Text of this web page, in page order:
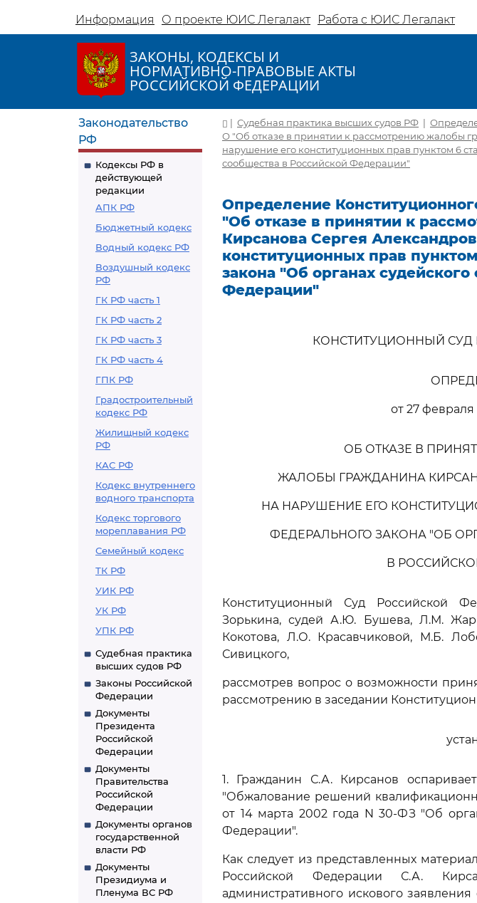
Информация О проекте ЮИС Легалакт Работа с ЮИС Легалакт
ЗАКОНЫ, КОДЕКСЫ И
НОРМАТИВНО-ПРАВОВЫЕ АКТЫ
РОССИЙСКОЙ ФЕДЕРАЦИИ
Законодательство
РФ
Кодексы РФ в
действующей
редакции
АПК РФ
Бюджетный кодекс
Водный кодекс РФ
Воздушный кодекс
РФ
ГК РФ часть 1
ГК РФ часть 2
ГК РФ часть 3
ГК РФ часть 4
ГПК РФ
Градостроительный
кодекс РФ
Жилищный кодекс
РФ
КАС РФ
Кодекс внутреннего
водного транспорта
Кодекс торгового
мореплавания РФ
Семейный кодекс
ТК РФ
УИК РФ
УК РФ
УПК РФ
Судебная практика
высших судов РФ
Законы Российской
Федерации
Документы
Президента
Российской
Федерации
Документы
Правительства
Российской
Федерации
Документы органов
государственной
власти РФ
Документы
Президиума и
Пленума ВС РФ
| Судебная практика высших судов РФ |
О "Об отказе в принятии к рассмотрению жалобы
нарушение его конституционных прав пунктом 6
сообщества в Российской Федерации"
Определение
"Об отказе в принятии к
Кирсанова Сергея
конституционных прав
закона "Об органах
Федерации"
КОНСТИТУЦИОННЫЙ
от 27
ОБ ОТКАЗЕ В
ЖАЛОБЫ ГРАЖДАНИНА
НА НАРУШЕНИЕ ЕГО
ФЕДЕРАЛЬНОГО ЗАКОНА "ОБ
В
Конституционный Суд Российской
Зорькина, судей А.Ю. Бушева, Л.М.
Кокотова, Л.О. Красавчиковой, М.Б.
Сивицкого,
рассмотрев вопрос о возможности
рассмотрению в заседании
1. Гражданин С.А. Кирсанов
"Обжалование решений
от 14 марта 2002 года N 30-ФЗ "Об
Федерации".
Как следует из представленных
Российской Федерации С.А.
административного искового